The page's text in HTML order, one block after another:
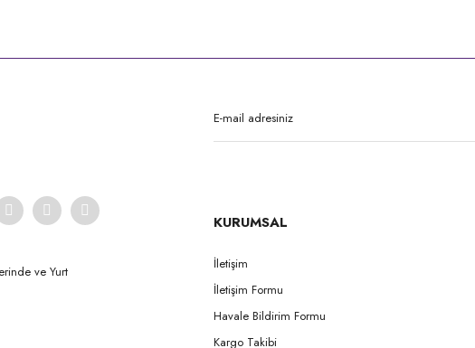
ve Yurt
KURUMSAL
İletişim
İletişim Formu
Havale Bildirim Formu
Kargo Takibi